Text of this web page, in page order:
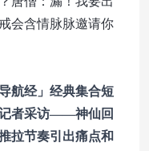
会含情脉脉邀请你
航经」经典集合短
记者采访——神仙回
节奏引出痛点和